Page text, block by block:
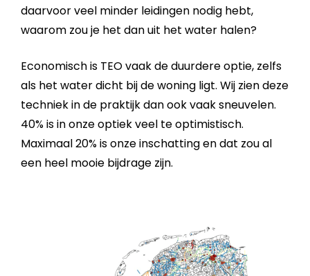
daarvoor veel minder leidingen nodig hebt,
waarom zou je het dan uit het water halen?
Economisch is TEO vaak de duurdere optie, zelfs
als het water dicht bij de woning ligt. Wij zien deze
techniek in de praktijk dan ook vaak sneuvelen.
40% is in onze optiek veel te optimistisch.
Maximaal 20% is onze inschatting en dat zou al
een heel mooie bijdrage zijn.